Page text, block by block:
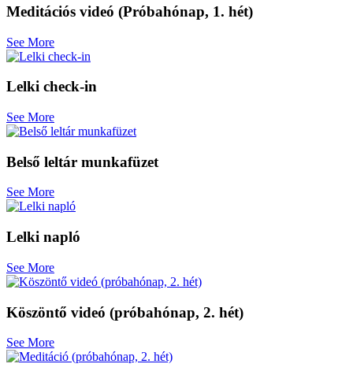
Meditációs videó (Próbahónap, 1. hét)
See More
Lelki check-in
See More
Belső leltár munkafüzet
See More
Lelki napló
See More
Köszöntő videó (próbahónap, 2. hét)
See More